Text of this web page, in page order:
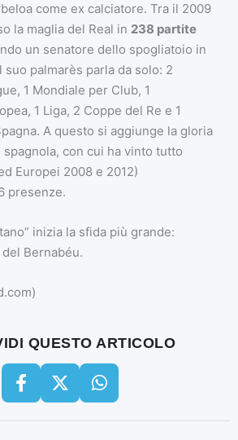
come ex calciatore. Tra il 2009
la maglia del Real in 238 partite
un senatore dello spogliatoio in
suo palmarès parla da solo: 2
1 Mondiale per Club, 1
1 Liga, 2 Coppe del Re e 1
A questo si aggiunge la gloria
spagnola, con cui ha vinto tutto
Europei 2008 e 2012)
presenze.
inizia la sfida più grande:
Bernabéu.
QUESTO ARTICOLO